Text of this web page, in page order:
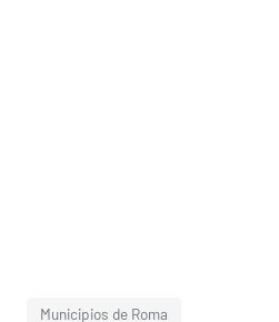
Municipios de Roma